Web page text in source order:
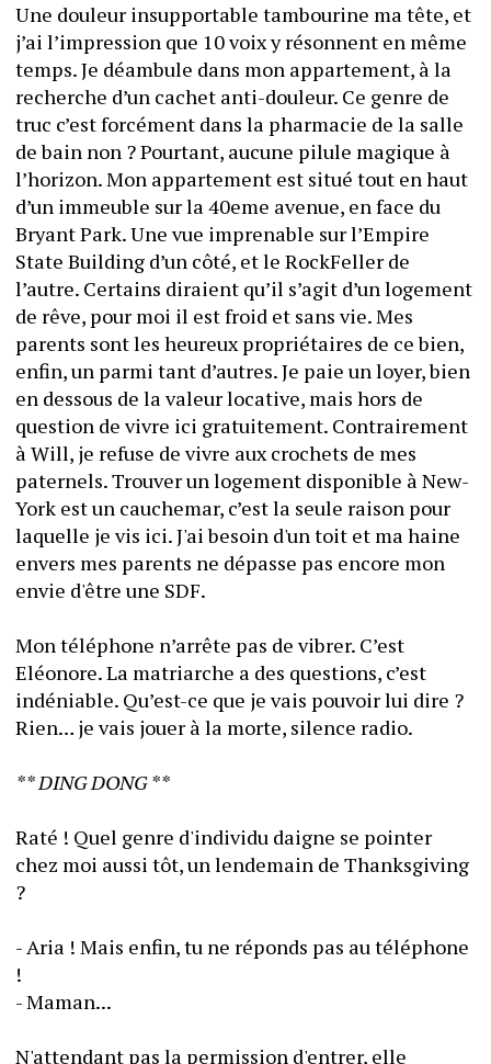
Une douleur insupportable tambourine ma tête, et
j’ai l’impression que 10 voix y résonnent en même
temps. Je déambule dans mon appartement, à la
recherche d’un cachet anti-douleur. Ce genre de
truc c’est forcément dans la pharmacie de la salle
de bain non ? Pourtant, aucune pilule magique à
l’horizon. Mon appartement est situé tout en haut
d’un immeuble sur la 40eme avenue, en face du
Bryant Park. Une vue imprenable sur l’Empire
State Building d’un côté, et le RockFeller de
l’autre. Certains diraient qu’il s’agit d’un logement
de rêve, pour moi il est froid et sans vie. Mes
parents sont les heureux propriétaires de ce bien,
enfin, un parmi tant d’autres. Je paie un loyer, bien
en dessous de la valeur locative, mais hors de
question de vivre ici gratuitement. Contrairement
à Will, je refuse de vivre aux crochets de mes
paternels. Trouver un logement disponible à New-
York est un cauchemar, c’est la seule raison pour
laquelle je vis ici. J'ai besoin d'un toit et ma haine
envers mes parents ne dépasse pas encore mon
Mon téléphone n’arrête pas de vibrer. C’est
Eléonore. La matriarche a des questions, c’est
indéniable. Qu’est-ce que je vais pouvoir lui dire ?
** DING DONG **
Raté ! Quel genre d'individu daigne se pointer
chez moi aussi tôt, un lendemain de Thanksgiving
?
- Aria ! Mais enfin, tu ne réponds pas au téléphone
!
- Maman...
N'attendant pas la permission d'entrer, elle